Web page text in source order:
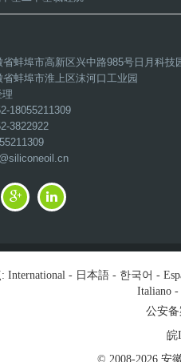
蚌埠市高新区兴中路985号日月科技
蚌埠市淮上区沫河口工业园
International- 日本語- 한국어 -
Italiano-
公安备
皖
© 2008-2026 安